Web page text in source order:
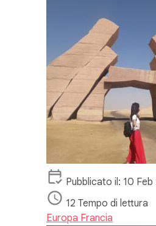
Pubblicato il: 10 Feb
12 Tempo di lettura
Europa Francia